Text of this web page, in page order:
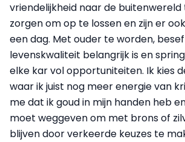
vriendelijkheid naar de buitenwereld
zorgen om op te lossen en zijn er
een dag. Met ouder te worden,
levenskwaliteit belangrijk is en
elke kar vol opportuniteiten. Ik kies
waar ik juist nog meer energie van
me dat ik goud in mijn handen heb
moet weggeven om met brons of
blijven door verkeerde keuzes te